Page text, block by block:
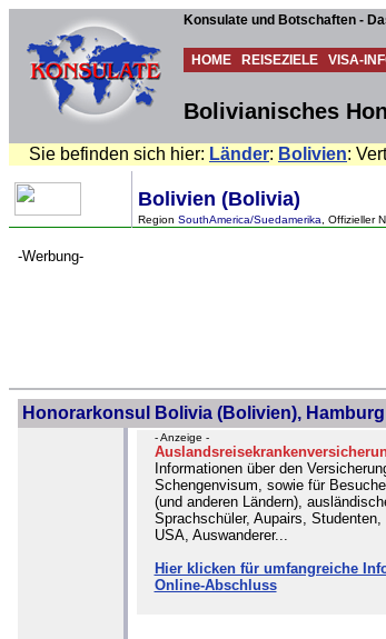
Konsulate und Botschaften -
HOME REISEZIELE VISA-
Bolivianisches
Sie befinden sich hier: Länder: Bolivien:
Bolivien (Bolivia)
Region SouthAmerica/Suedamerika , Offizieller
-Werbung-
Honorarkonsul Bolivia (Bolivien), Hamburg
- Anzeige -
Informationen über den
Schengenvisum, sowie für
(und anderen Ländern),
Sprachschüler, Aupairs, Studenten,
USA, Auswanderer...
Hier klicken für umfangreiche
Online-Abschluss